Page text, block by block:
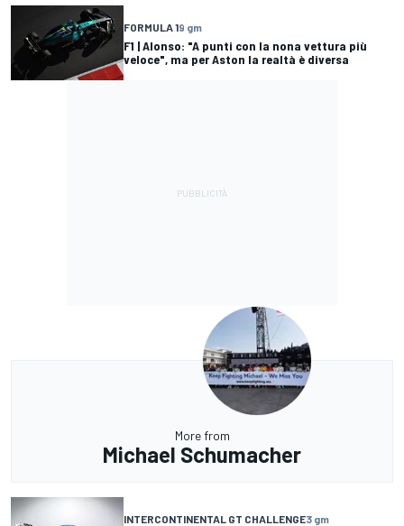
FORMULA 19 gm
F1 | Alonso: "A punti con la nona vettura più
veloce", ma per Aston la realtà è diversa
More from
Michael Schumacher
INTERCONTINENTAL GT CHALLENGE3 gm